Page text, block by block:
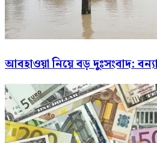
আবহাওয়া নিয়ে বড় দুঃসংবাদ: